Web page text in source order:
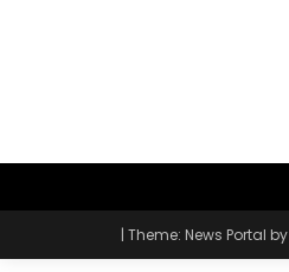
| Theme: News Portal by